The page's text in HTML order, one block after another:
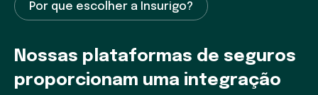
Por que escolher a Insurigo?
Nossas plataformas de seguros
proporcionam uma integração